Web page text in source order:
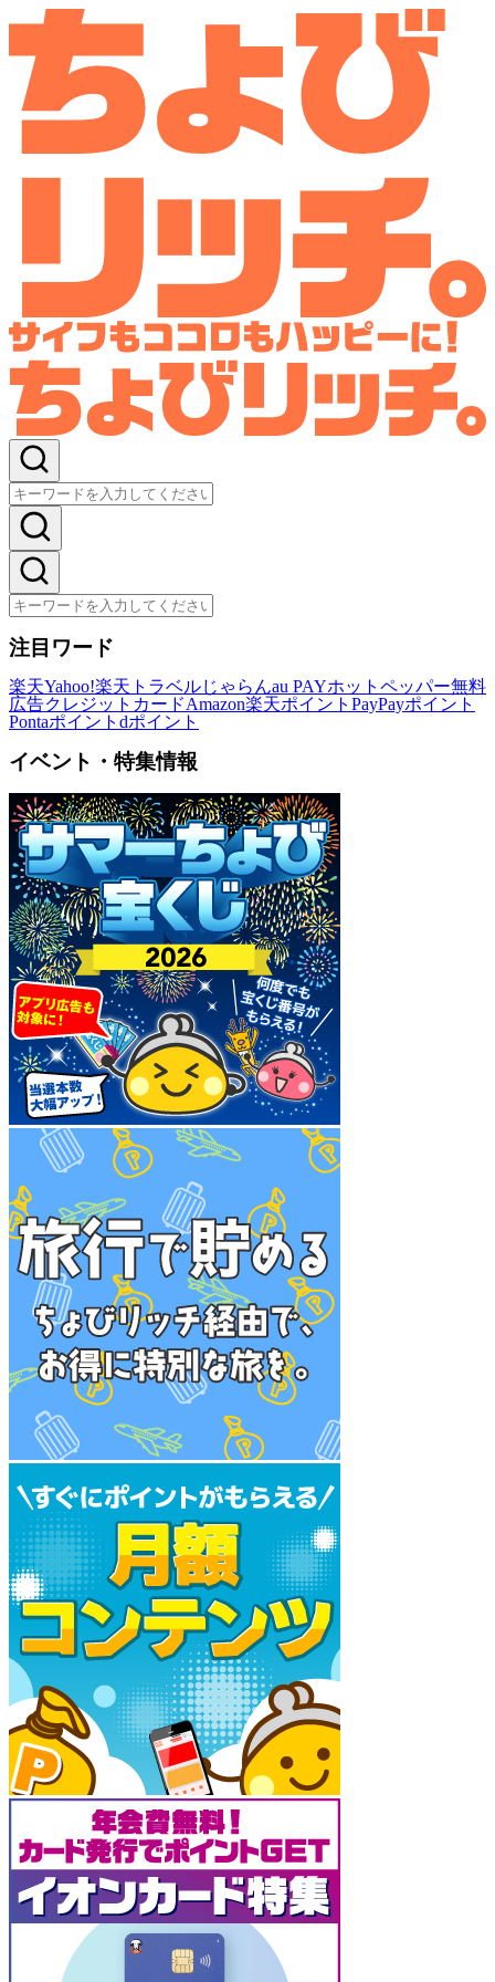
注目ワード
楽天Yahoo!楽天トラベルじゃらんau PAYホットペッパー無料
広告クレジットカードAmazon楽天ポイント PayPayポイント
Pontaポイント dポイント
イベント・特集情報